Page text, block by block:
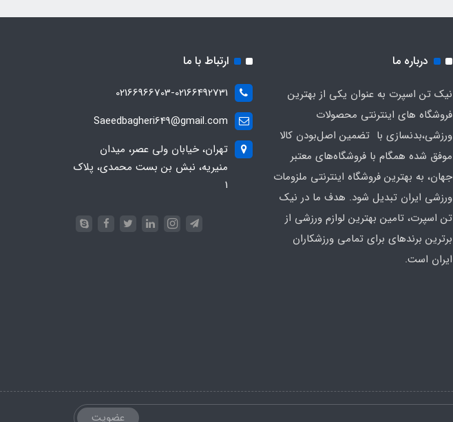
درباره ما
نیک تن اسپرت به عنوان یکی از بهترین
فروشگاه های اینترنتی محصولات
ورزشی،بدنسازی با تضمین اصل‌بودن کالا
موفق شده همگام با فروشگاه‌های معتبر
جهان، به بهترین فروشگاه اینترنتی ملزومات
ورزشی ایران تبدیل شود. هدف ما در نیک
تن اسپرت، تامین بهترین لوازم ورزشی از
برترین برندهای برای تمامی ورزشکاران
ایران است.
ارتباط با ما
02166966703-02166492731
Saeedbagheri649@gmail.com
تهران، خیابان ولی عصر، میدان
منیریه، نبش بن بست محمدی، پلاک
۱
عضویت